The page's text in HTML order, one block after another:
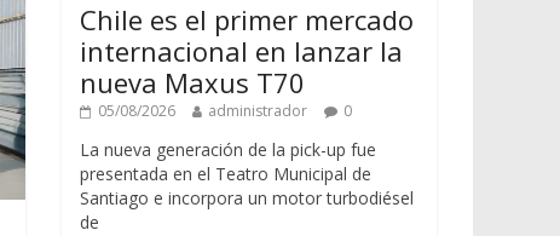
Chile es el primer mercado
internacional en lanzar la
nueva Maxus T70
05/08/2026 administrador 0
La nueva generación de la pick-up fue
presentada en el Teatro Municipal de
Santiago e incorpora un motor turbodiésel
de